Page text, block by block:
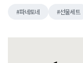
파네토네 선물세트